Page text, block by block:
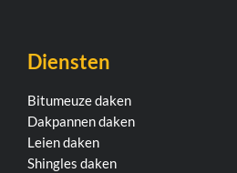
Diensten
Bitumeuze daken
Dakpannen daken
Leien daken
Shingles daken